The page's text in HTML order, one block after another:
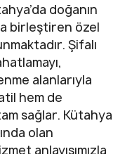
doğanın
birleştiren özel
Şifalı
alanlarıyla
hem de
sağlar. Kütahya
olan
anlayışımızla